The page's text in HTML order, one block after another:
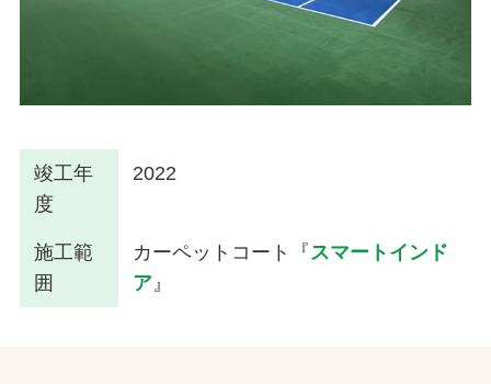
竣工年
度
2022
施工範
囲
カーペットコート『スマートインド
ア』